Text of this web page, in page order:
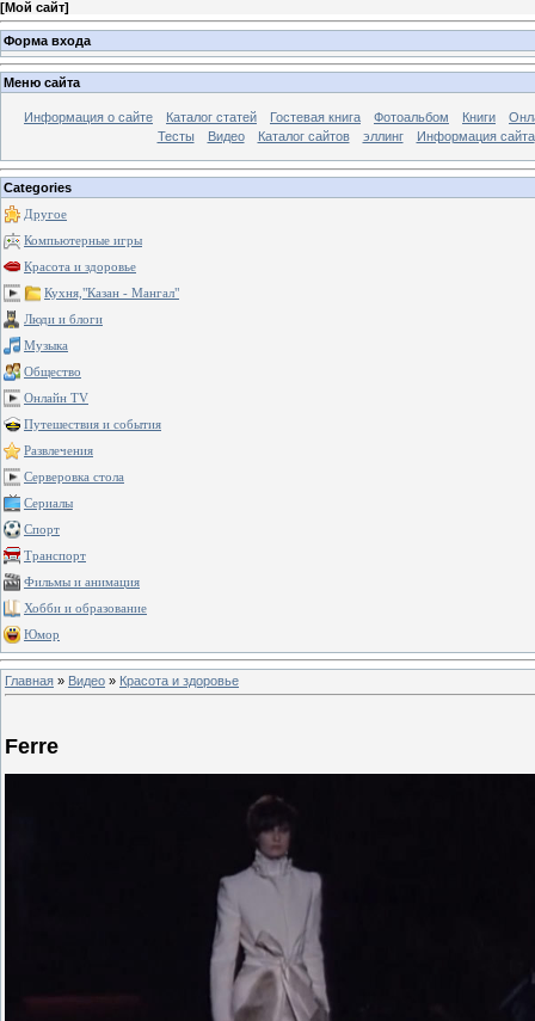
[Мой сайт]
Форма входа
Меню сайта
Информация о сайте Каталог статей Гостевая книга Фотоальбом Книги
Тесты
Видео Каталог сайтов эллинг Информация сайта
Categories
Другое
Компьютерные игры
Красота и здоровье
Кухня,"Казан - Мангал"
Люди и блоги
Музыка
Общество
Онлайн TV
Путешествия и события
Развлечения
Серверовка стола
Сериалы
Спорт
Транспорт
Фильмы и анимация
Хобби и образование
Юмор
Главная » Видео » Красота и здоровье
Ferre